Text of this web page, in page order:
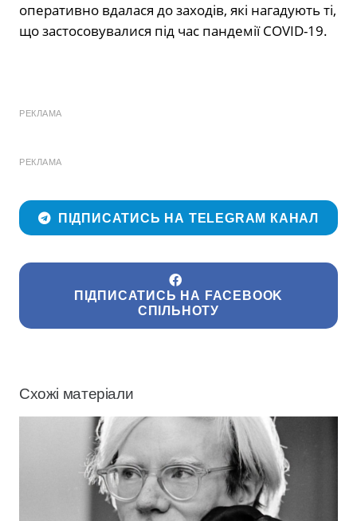
оперативно вдалася до заходів, які нагадують ті,
що застосовувалися під час пандемії COVID-19.
РЕКЛАМА
РЕКЛАМА
ПІДПИСАТИСЬ НА TELEGRAM КАНАЛ
ПІДПИСАТИСЬ НА FACEBOOK
СПІЛЬНОТУ
Схожі матеріали